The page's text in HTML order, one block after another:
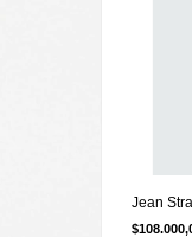
Jean